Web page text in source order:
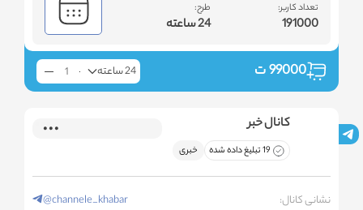
تعداد کاربر:
191000
طرح:
24 ساعته
99000ت 24 ساعته
کانال خبر
19 تبلیغ داده شده خبری
نشانی کانال: @channele_khabar